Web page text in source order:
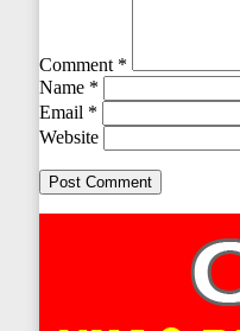
Comment *
Name *
Email *
Website